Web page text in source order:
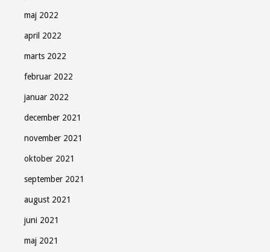
maj 2022
april 2022
marts 2022
februar 2022
januar 2022
december 2021
november 2021
oktober 2021
september 2021
august 2021
juni 2021
maj 2021